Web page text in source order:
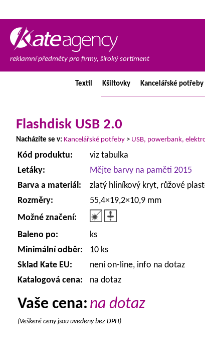
reklamní předměty pro firmy, široký sortiment
Textil Kšiltovky Kancelářské potřeby
Flashdisk USB 2.0
Nacházíte se v: Kancelářské potřeby > USB, powerbank,
Kód produktu:
viz tabulka
Letáky:
Mějte barvy na paměti 2015
Barva a materiál:
zlatý hliníkový kryt, růžové
Rozměry:
55,4×19,2×10,9 mm
Možné značení:
Baleno po:
ks
Minimální odběr:
10 ks
Sklad Kate EU:
není on-line, info na dotaz
Katalogová cena:
na dotaz
Vaše cena: na dotaz
(Veškeré ceny jsou uvedeny bez DPH)